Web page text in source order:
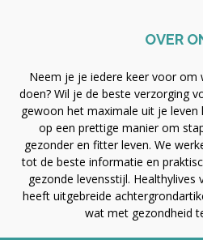
OVER
Neem je je iedere keer voor om
doen? Wil je de beste verzorging
gewoon het maximale uit je leven
op een prettige manier om
gezonder en fitter leven. We
tot de beste informatie en
gezonde levensstijl. Healthylives
heeft uitgebreide
wat met gezondheid